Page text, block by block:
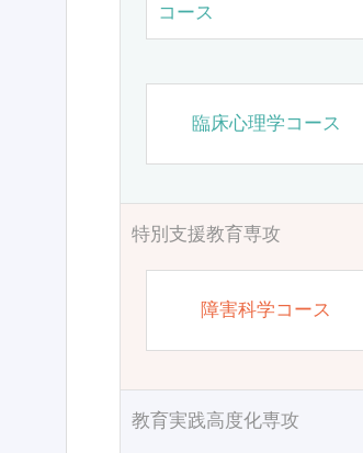
コース
臨床心理学コース
特別支援教育専攻
障害科学コース
教育実践高度化専攻